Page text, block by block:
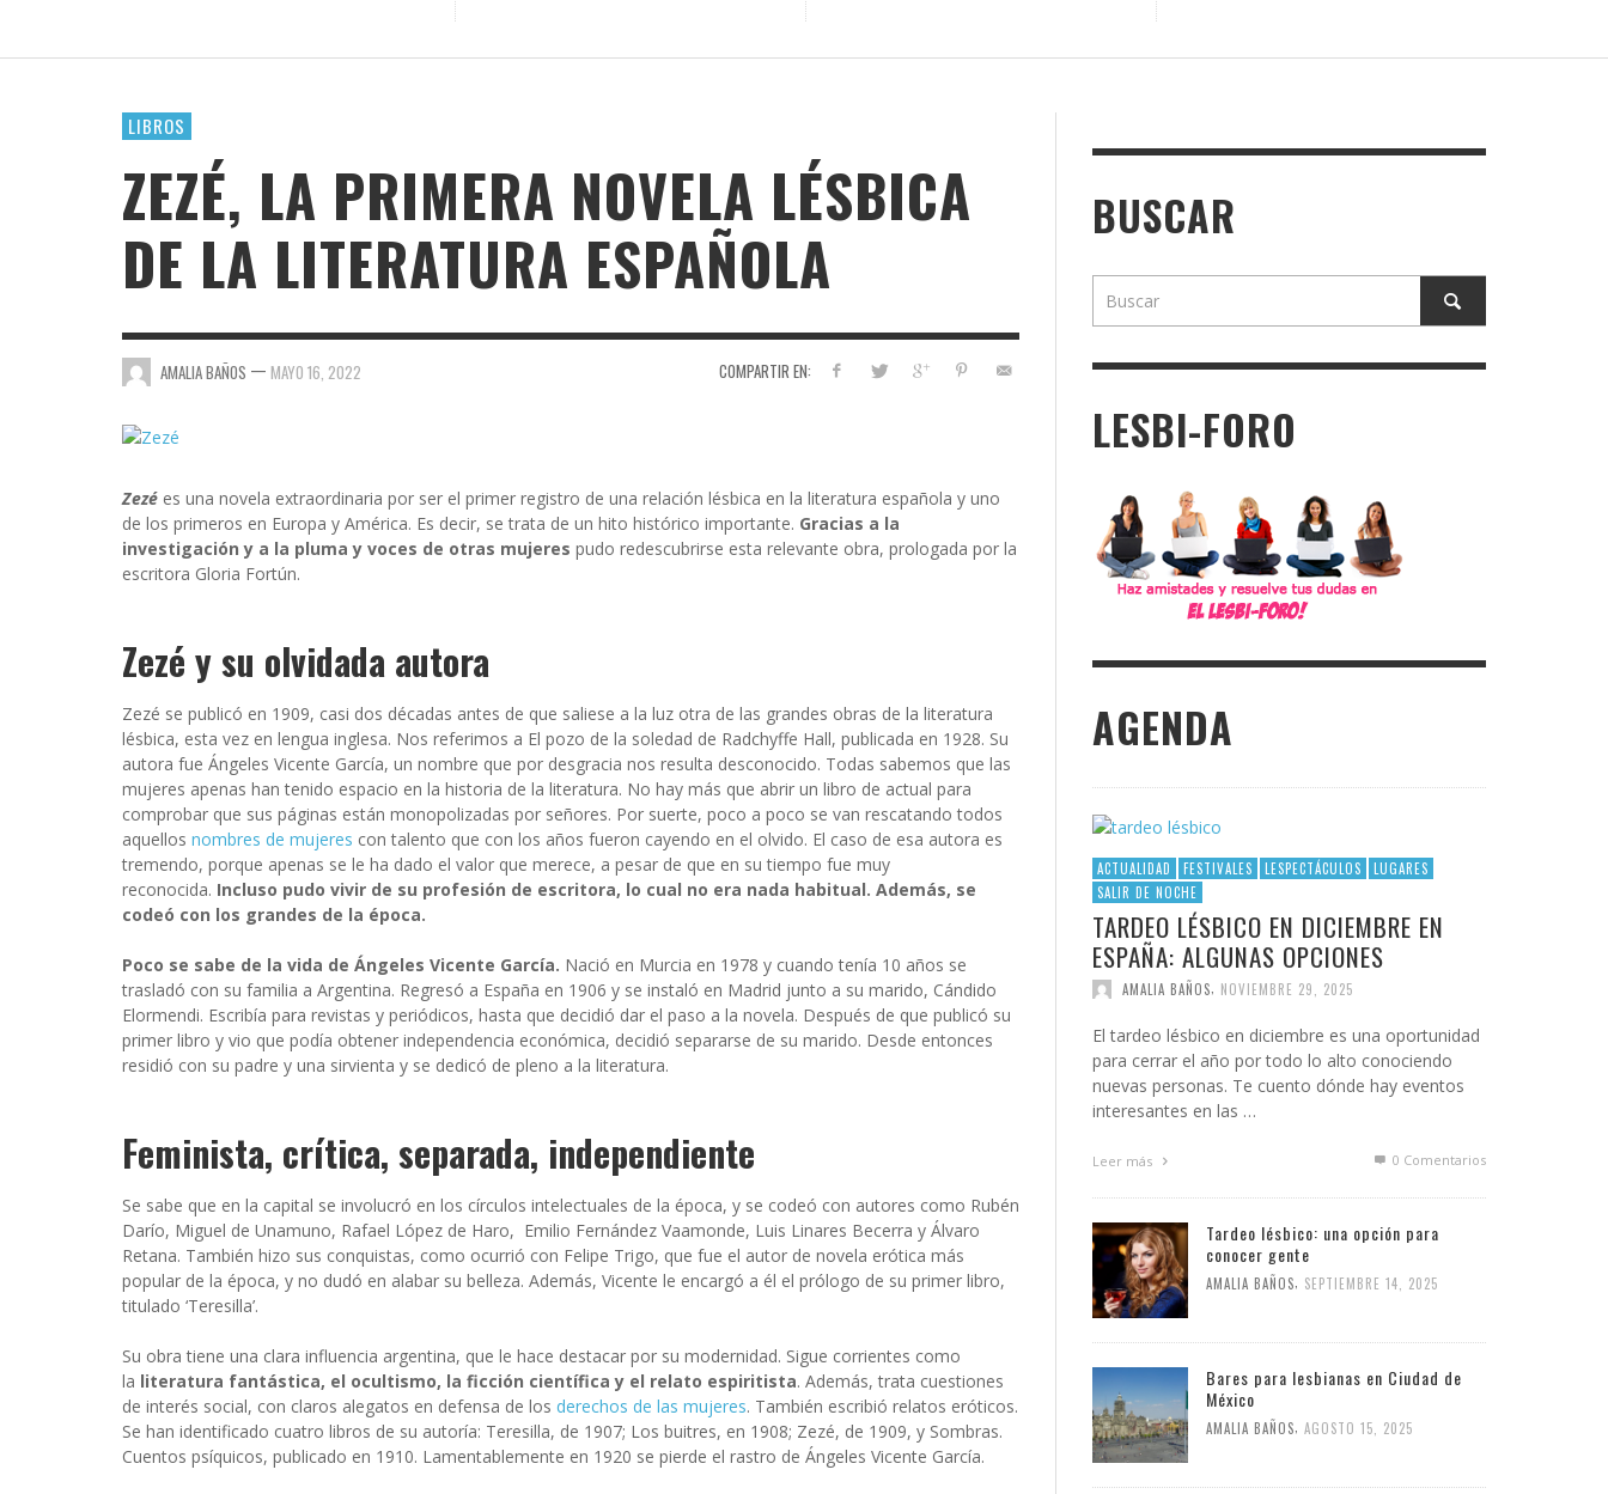
CHICA BUSCA CHICA
CORTOS
DE CHICA EN CHICA
ENGÁNCHATE A…
ENSERIADA!
EVDG
FAR OUT
GIMME SUGAR
INFIDELS
INFIELES
LIBROS
ZEZÉ, LA PRIMERA NOVELA LÉSBICA
DE LA LITERATURA ESPAÑOLA
COMPARTIR EN:
AMALIA BAÑOS — MAYO 16, 2022
Zezé es una novela extraordinaria por ser el primer registro de una relación lésbica en la literatura española y uno
de los primeros en Europa y América. Es decir, se trata de un hito histórico importante. Gracias a la
investigación y a la pluma y voces de otras mujeres pudo redescubrirse esta relevante obra, prologada por la
escritora Gloria Fortún.
Zezé y su olvidada autora
Zezé se publicó en 1909, casi dos décadas antes de que saliese a la luz otra de las grandes obras de la literatura
lésbica, esta vez en lengua inglesa. Nos referimos a El pozo de la soledad de Radchyffe Hall, publicada en 1928. Su
autora fue Ángeles Vicente García, un nombre que por desgracia nos resulta desconocido. Todas sabemos que las
mujeres apenas han tenido espacio en la historia de la literatura. No hay más que abrir un libro de actual para
comprobar que sus páginas están monopolizadas por señores. Por suerte, poco a poco se van rescatando todos
aquellos nombres de mujeres con talento que con los años fueron cayendo en el olvido. El caso de esa autora es
tremendo, porque apenas se le ha dado el valor que merece, a pesar de que en su tiempo fue muy
reconocida. Incluso pudo vivir de su profesión de escritora, lo cual no era nada habitual. Además, se
codeó con los grandes de la época.
Poco se sabe de la vida de Ángeles Vicente García. Nació en Murcia en 1978 y cuando tenía 10 años se
trasladó con su familia a Argentina. Regresó a España en 1906 y se instaló en Madrid junto a su marido, Cándido
Elormendi. Escribía para revistas y periódicos, hasta que decidió dar el paso a la novela. Después de que publicó su
primer libro y vio que podía obtener independencia económica, decidió separarse de su marido. Desde entonces
residió con su padre y una sirvienta y se dedicó de pleno a la literatura.
Feminista, crítica, separada, independiente
Se sabe que en la capital se involucró en los círculos intelectuales de la época, y se codeó con autores como Rubén
Darío, Miguel de Unamuno, Rafael López de Haro, Emilio Fernández Vaamonde, Luis Linares Becerra y Álvaro
Retana. También hizo sus conquistas, como ocurrió con Felipe Trigo, que fue el autor de novela erótica más
popular de la época, y no dudó en alabar su belleza. Además, Vicente le encargó a él el prólogo de su primer libro,
titulado ‘Teresilla’.
Su obra tiene una clara influencia argentina, que le hace destacar por su modernidad. Sigue corrientes como
la literatura fantástica, el ocultismo, la ficción científica y el relato espiritista. Además, trata cuestiones
de interés social, con claros alegatos en defensa de los derechos de las mujeres. También escribió relatos eróticos.
Se han identificado cuatro libros de su autoría: Teresilla, de 1907; Los buitres, en 1908; Zezé, de 1909, y Sombras.
Cuentos psíquicos, publicado en 1910. Lamentablemente en 1920 se pierde el rastro de Ángeles Vicente García.
BUSCAR
LESBI-FORO
AGENDA
ACTUALIDAD FESTIVALES LESPECTÁCULOS
LUGARES
SALIR DE NOCHE
TARDEO LÉSBICO EN DICIEMBRE EN
ESPAÑA: ALGUNAS OPCIONES
AMALIA BAÑOS NOVIEMBRE 29, 2025
El tardeo lésbico en diciembre es una oportunidad
para cerrar el año por todo lo alto conociendo
nuevas personas. Te cuento dónde hay eventos
interesantes en las …
Leer más 0 Comentarios
Tardeo lésbico: una opción para
conocer gente
AMALIA BAÑOS SEPTIEMBRE 14, 2025
Bares para lesbianas en Ciudad de
México
AMALIA BAÑOS AGOSTO 15, 2025